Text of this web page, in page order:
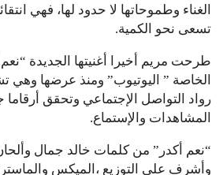
الغناء وطموحاتها لا حدود لها، فهي
تسعى نحو الكمية.
طرحت مريم أخيرا أغنيتها الجديدة “نعم
الخاصة ” اليوتيوب” ومنذ عرضها وهي
رواد التواصل الإجتماعي وتحقق أرقاما
المشاهدات والإستماع.
“نعم أكدر” من كلمات خالد جمال وألحان
وأشرف على التوزيع ،الميكس